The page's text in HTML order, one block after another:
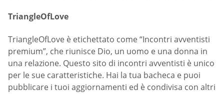
TriangleOfLove
TriangleOfLove è etichettato come “Incontri avventisti
premium”, che riunisce Dio, un uomo e una donna in
una relazione. Questo sito di incontri avventisti è unico
per le sue caratteristiche. Hai la tua bacheca e puoi
pubblicare i tuoi aggiornamenti ed è condivisa con altri